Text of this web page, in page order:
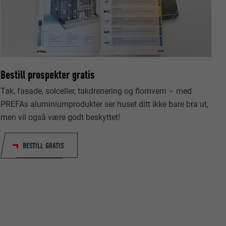
Bestill prospekter gratis
Tak, fasade, solceller, takdrenering og flomvern – med
PREFAs aluminiumprodukter ser huset ditt ikke bare bra ut,
men vil også være godt beskyttet!
BESTILL GRATIS
om